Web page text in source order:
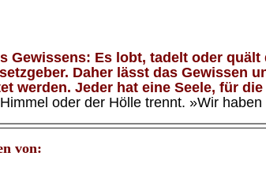
Gewissens: Es lobt, tadelt oder
Daher lässt das Gewissen
werden. Jeder hat eine Seele, für
oder der Hölle trennt. »Wir
von: